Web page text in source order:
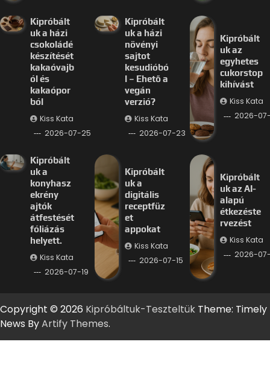
Kipróbált
uk a házi
csokoládé
készítését
kakaóvajb
ól és
kakaópor
ból
Kiss Kata
2026-07-25
Kipróbált
uk a házi
növényi
sajtot
kesudióbó
l – Ehető a
vegán
verzió?
Kiss Kata
2026-07-23
Kipróbált
uk az
egyhetes
cukorstop
kihívást
Kiss Kata
2026-
Kipróbált
uk a
konyhasz
ekrény
ajtók
átfestését
fóliázás
helyett.
Kiss Kata
2026-07-19
Kipróbált
uk a
digitális
receptfüz
et
appokat
Kiss Kata
2026-07-15
Kipróbált
uk az AI-
alapú
étkezéste
rvezést
Kiss Kata
2026-
Copyright © 2026 Kipróbáltuk-Teszteltük Theme: Timely
News ByArtify Themes.